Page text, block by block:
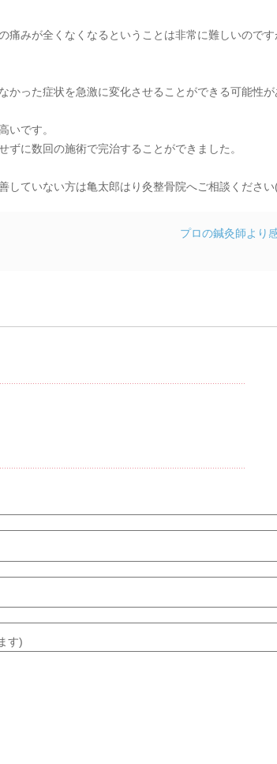
みが全くなくなるということは非常に難しいのです
かった症状を急激に変化させることができる可能性
いです。
に数回の施術で完治することができました。
していない方は亀太郎はり灸整骨院へご相談くださ
プロの鍼灸師より
す)